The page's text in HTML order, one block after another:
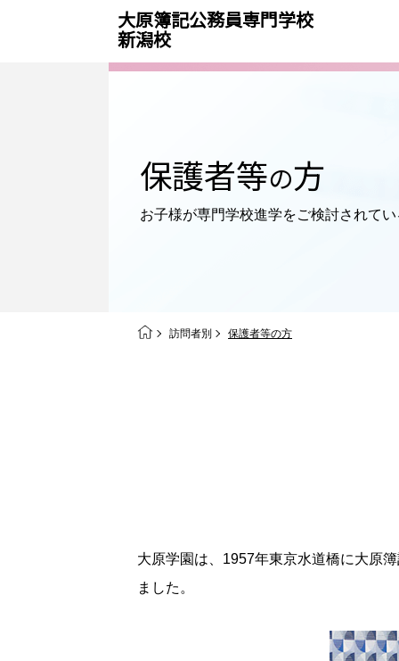
大原簿記公務員専門学校
新潟校
保護者等の方
お子様が専門学校進学をご検討されて
訪問者別 保護者等の方
大原学園は、1957年東京水道橋に大原
ました。